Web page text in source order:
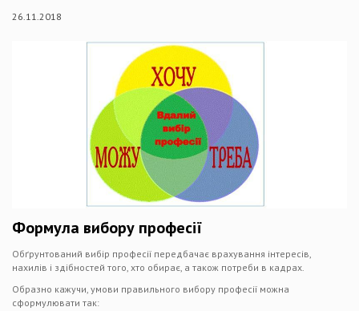
26.11.2018
Формула вибору професії
Обґрунтований вибір професії передбачає врахування інтересів,
нахилів і здібностей того, хто обирає, а також потреби в кадрах.
Образно кажучи, умови правильного вибору професії можна
сформулювати так: